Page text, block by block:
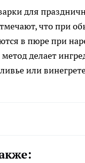
для
что при
в пюре при
делает
или